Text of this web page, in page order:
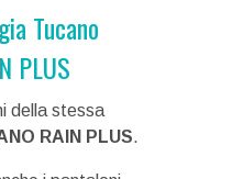
Tucano
PLUS
della stessa
RAIN PLUS.